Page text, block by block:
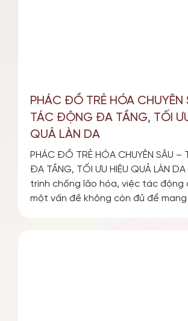
PHÁC ĐỒ TRẺ HÓA CHUYÊN
TÁC ĐỘNG ĐA TẦNG, TỐI
QUẢ LÀN DA
PHÁC ĐỒ TRẺ HÓA CHUYÊN SÂU
ĐA TẦNG, TỐI ƯU HIỆU QUẢ LÀN
trình chống lão hóa, việc tác động
một vấn đề không còn đủ để mang